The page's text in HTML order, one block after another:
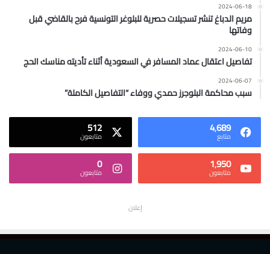
2024-06-18
مريم الدباغ تنشر تسجيلات حصرية للبلوغر التونسية فرح بالقاضي قبل
وفاتها
2024-06-10
تفاصيل اعتقال عماد المسافر في السعودية أثناء تأديته مناسك الحج
2024-06-07
سبب محاكمة البلوجرز حمدي ووفاء “التفاصيل الكاملة”
4٬689
متابع 512
متابعون
1٬950
متابعون 0
متابعون
إعلان